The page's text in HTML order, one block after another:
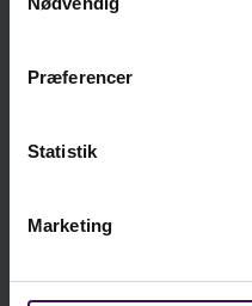
Præferencer
Statistik
Marketing